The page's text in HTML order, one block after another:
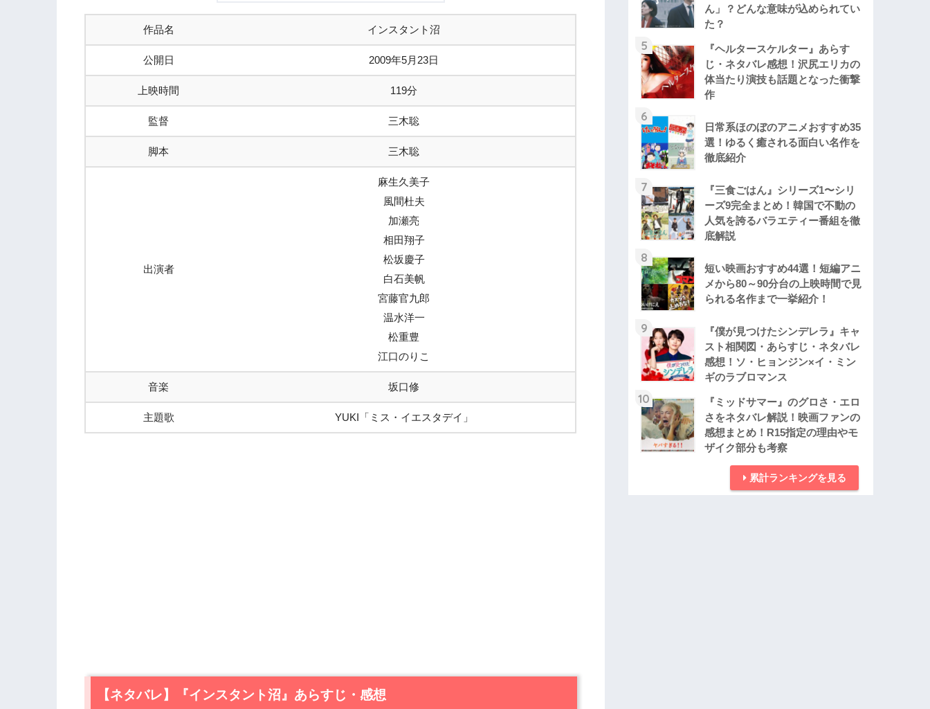
作品名 インスタント沼
公開日 2009年5月23日
上映時間 119分
監督 三木聡
脚本 三木聡
出演者
麻生久美子
風間杜夫
加瀬亮
相田翔子
松坂慶子
白石美帆
宮藤官九郎
温水洋一
松重豊
江口のりこ
音楽 坂口修
主題歌 YUKI「ミス・イエスタデイ」
【ネタバレ】『インスタント沼』あらすじ・感想
ん」？どんな意味が込められてい
た？
5
『ヘルタースケルター』あらす
じ・ネタバレ感想！沢尻エリカの
体当たり演技も話題となった衝撃
作
6
日常系ほのぼのアニメおすすめ35
選！ゆるく癒される面白い名作を
徹底紹介
7
『三食ごはん』シリーズ1〜シリ
ーズ9完全まとめ！韓国で不動の
人気を誇るバラエティー番組を徹
底解説
8
短い映画おすすめ44選！短編アニ
メから80～90分台の上映時間で見
られる名作まで一挙紹介！
9
『僕が見つけたシンデレラ』キャ
スト相関図・あらすじ・ネタバレ
感想！ソ・ヒョンジン×イ・ミン
ギのラブロマンス
10
『ミッドサマー』のグロさ・エロ
さをネタバレ解説！映画ファンの
感想まとめ！R15指定の理由やモ
ザイク部分も考察
累計ランキングを見る